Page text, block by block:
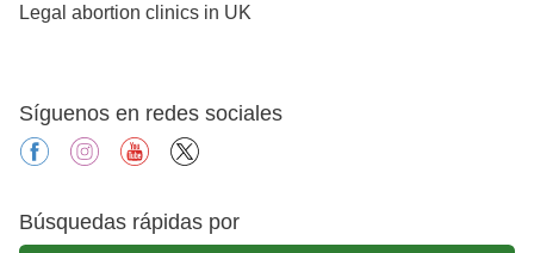
Legal abortion clinics in UK
Síguenos en redes sociales
facebookinstagramyoutube
Búsquedas rápidas por